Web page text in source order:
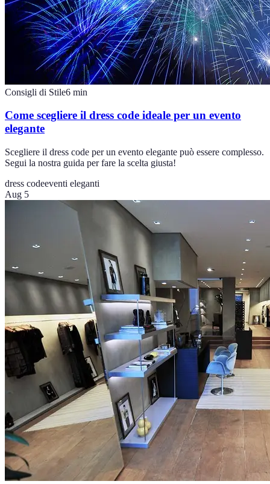
Consigli di Stile6 min
Come scegliere il dress code ideale per un evento
elegante
Scegliere il dress code per un evento elegante può essere complesso.
Segui la nostra guida per fare la scelta giusta!
dress codeeventi eleganti
Aug 5